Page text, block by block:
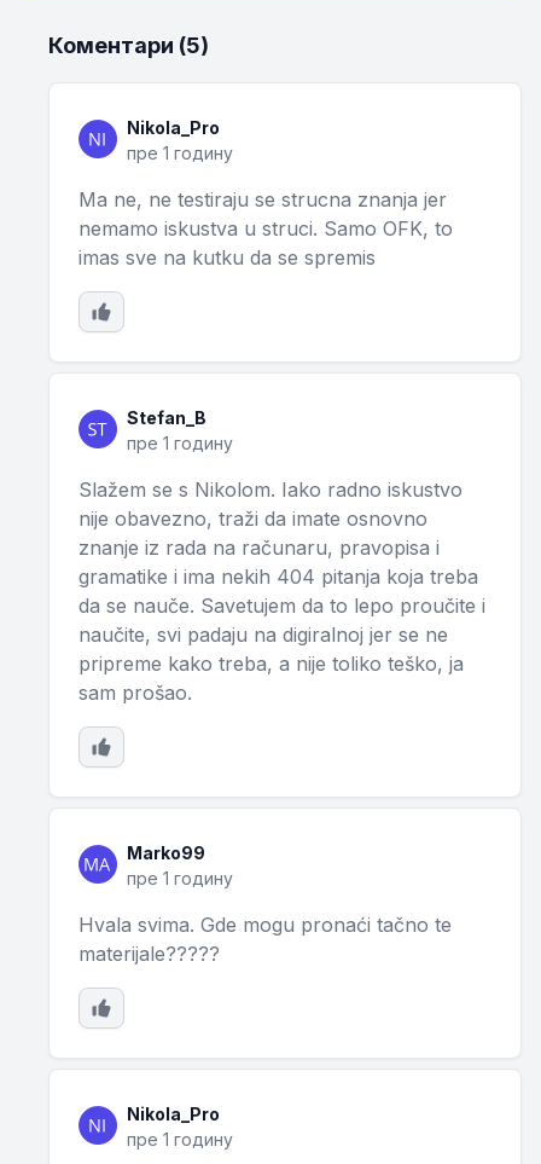
Коментари (5)
Nikola_Pro
пре 1 годину
Ma ne, ne testiraju se strucna znanja jer
nemamo iskustva u struci. Samo OFK, to
imas sve na kutku da se spremis
Stefan_B
пре 1 годину
Slažem se s Nikolom. Iako radno iskustvo
nije obavezno, traži da imate osnovno
znanje iz rada na računaru, pravopisa i
gramatike i ima nekih 404 pitanja koja treba
da se nauče. Savetujem da to lepo proučite i
naučite, svi padaju na digiralnoj jer se ne
pripreme kako treba, a nije toliko teško, ja
sam prošao.
Marko99
пре 1 годину
Hvala svima. Gde mogu pronaći tačno te
materijale?????
Nikola_Pro
пре 1 годину